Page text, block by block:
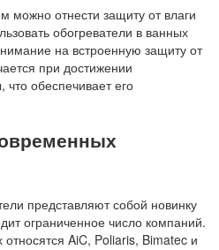
можно отнести защиту от влаги
обогреватели в ванных
на встроенную защиту от
при достижении
обеспечивает его
представляют собой новинку
ограниченное число компаний.
AiC, Poliaris, Bimatec и